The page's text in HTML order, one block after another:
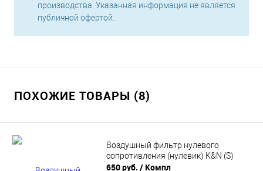
производства. Указанная информация не является
публичной офертой.
ПОХОЖИЕ ТОВАРЫ (8)
Воздушный фильтр нулевого
сопротивления (нулевик) K&N (S)
650 руб. / Компл